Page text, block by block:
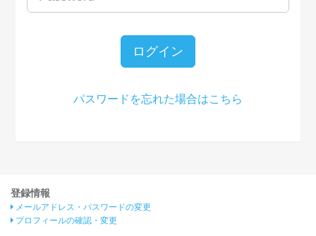
ログイン
パスワードを忘れた場合はこちら
登録情報
メールアドレス・パスワードの変更
プロフィールの確認・変更